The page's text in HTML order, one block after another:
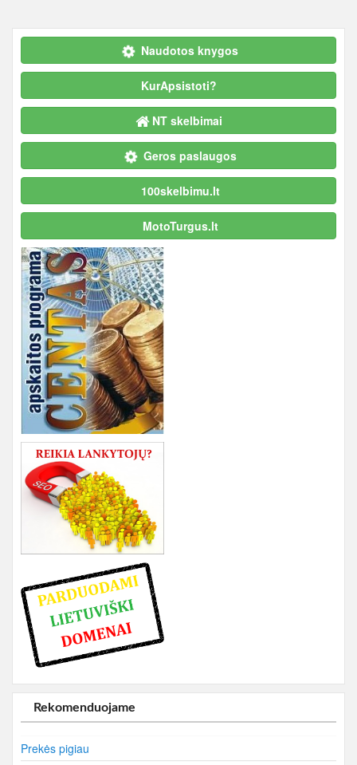
Naudotos knygos
KurApsistoti?
NT skelbimai
Geros paslaugos
100skelbimu.lt
MotoTurgus.lt
Rekomenduojame
Prekės pigiau